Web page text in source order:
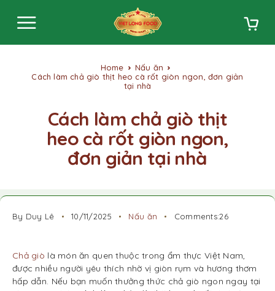
Home
Nấu ăn
Cách làm chả giò thịt heo cà rốt giòn ngon, đơn giản
tại nhà
Cách làm chả giò thịt
heo cà rốt giòn ngon,
đơn giản tại nhà
By Duy Lê 10/11/2025 Nấu ăn Comments:26
Chả giò là món ăn quen thuộc trong ẩm thực Việt Nam,
được nhiều người yêu thích nhờ vị giòn rụm và hương thơm
hấp dẫn. Nếu bạn muốn thưởng thức chả giò ngon ngay tại